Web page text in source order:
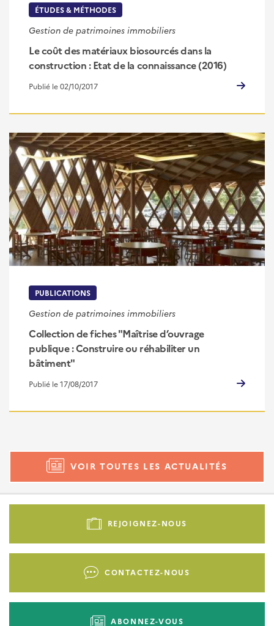
ÉTUDES & MÉTHODES
Gestion de patrimoines immobiliers
Le coût des matériaux biosourcés dans la
construction : Etat de la connaissance (2016)
Publié le 02/10/2017
PUBLICATIONS
Gestion de patrimoines immobiliers
Collection de fiches "Maîtrise d’ouvrage
publique : Construire ou réhabiliter un
bâtiment"
Publié le 17/08/2017
VOIR TOUTES LES ACTUALITÉS
Pied
-
REJOIGNEZ-NOUS
CONTACTEZ-NOUS
ABONNEZ-VOUS